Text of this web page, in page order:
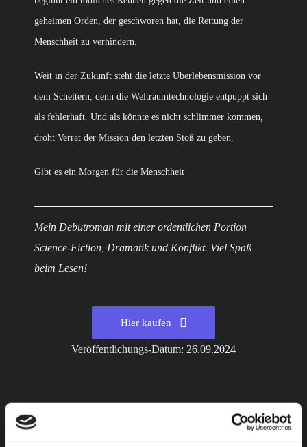
geheimen Orden, der geschworen hat, die Rettung der
Menschheit zu verhindern.
Weit in der Zukunft steht die letzte Überlebensmission vor
dem Scheitern, denn die Weltraumtechnologie entpuppt sich
als fehlerhaft. Und als könnte es nicht schlimmer kommen,
droht Verrat der Mission den letzten Stoß zu geben.
Gibt es ein Morgen für die Menschheit
Mein Debutroman mit einer ordentlichen Portion
Science-Fiction, Dramatik und Konflikt. Viel Spaß
beim Lesen!
Hier kaufen
Veröffentlichungs-Datum: 26.09.2024